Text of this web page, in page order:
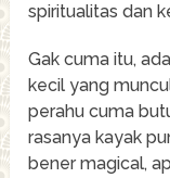
spiritualitas dan
Gak cuma itu,
kecil yang
perahu cuma
rasanya kayak
bener magical,